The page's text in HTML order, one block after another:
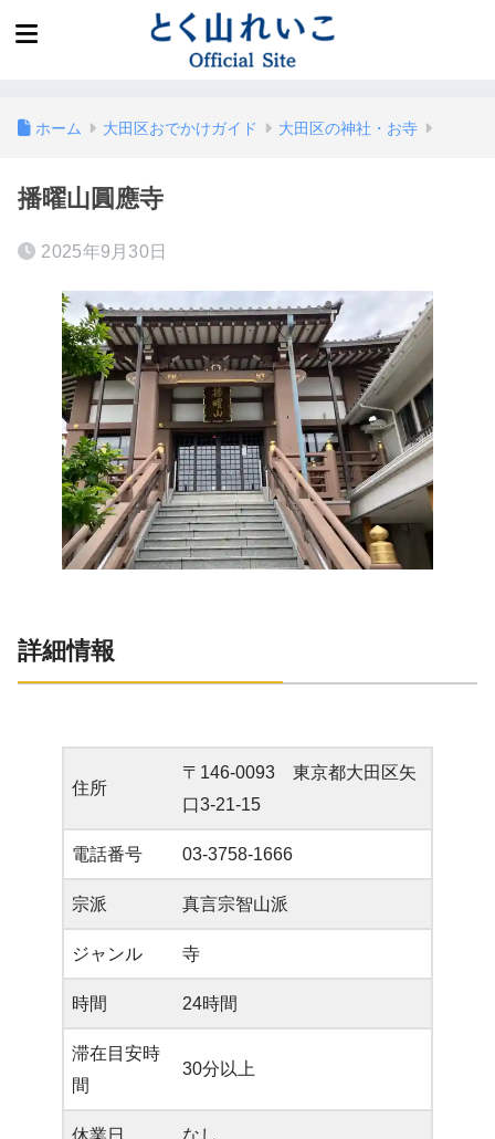
ホーム 大田区おでかけガイド 大田区の神社・お寺
播曜山圓應寺
2025年9月30日
詳細情報
住所
〒146-0093 東京都大田区矢
口3-21-15
電話番号 03-3758-1666
宗派 真言宗智山派
ジャンル 寺
時間 24時間
滞在目安時
間
30分以上